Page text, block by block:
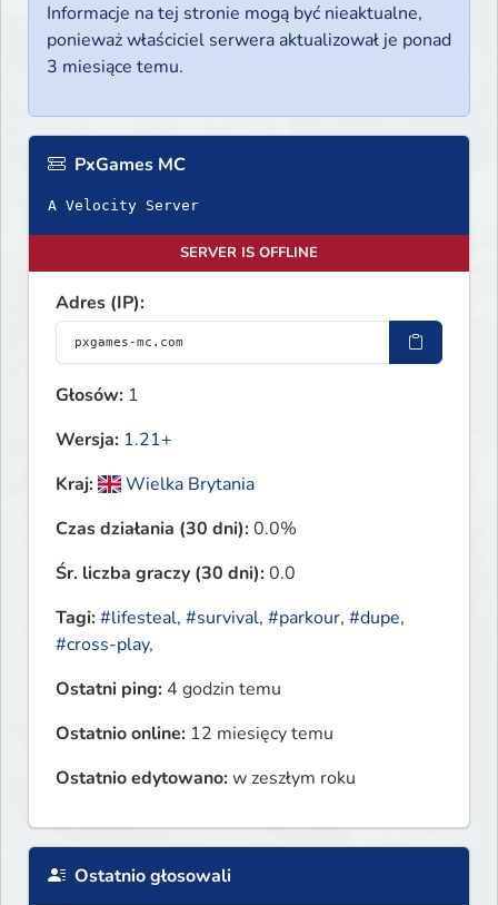
Informacje na tej stronie mogą być nieaktualne,
ponieważ właściciel serwera aktualizował je ponad
3 miesiące temu.
PxGames MC
A Velocity Server
SERVER IS OFFLINE
Adres (IP):
Głosów: 1
Wersja: 1.21+
Kraj:
Wielka Brytania
Czas działania (30 dni):0.0%
Śr. liczba graczy (30 dni):0.0
Tagi:#lifesteal, #survival, #parkour, #dupe,
#cross-play,
Ostatni ping: 4 godzin temu
Ostatnio online: 12 miesięcy temu
Ostatnio edytowano:w zeszłym roku
Ostatnio głosowali